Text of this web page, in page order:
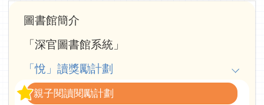
Main
navigation
圖書館簡介
「深官圖書館系統」
「悅」讀獎勵計劃
親子閱讀閱勵計劃